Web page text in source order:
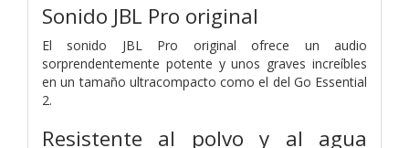
Sonido JBL Pro original
El sonido JBL Pro original ofrece un audio
sorprendentemente potente y unos graves increíbles
en un tamaño ultracompacto como el del Go Essential
2.
Resistente al polvo y al agua